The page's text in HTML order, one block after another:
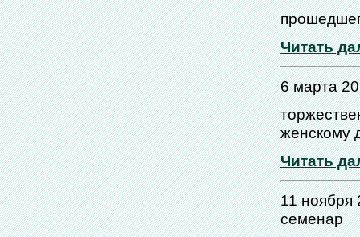
Читать
6 марта
женскому
Читать
11 ноября
семенар